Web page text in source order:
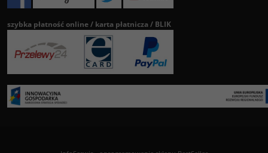
szybka płatność online / karta płatnicza / BLIK